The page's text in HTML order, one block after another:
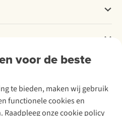
voor de beste
te bieden, maken wij gebruik
functionele cookies en
onze cookie policy